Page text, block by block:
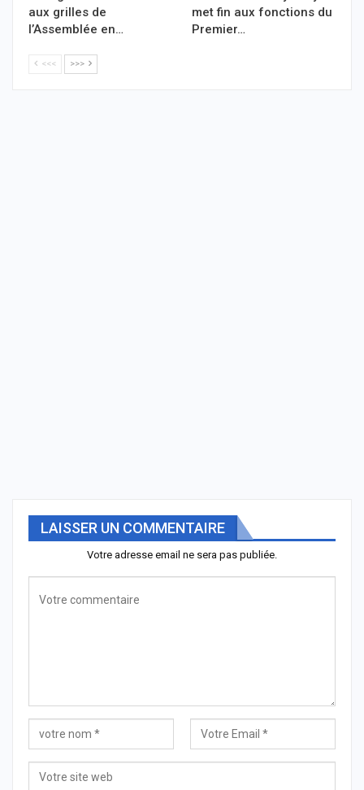
aux grilles de
l’Assemblée en…
met fin aux fonctions du
Premier…
<<< >>>
LAISSER UN COMMENTAIRE
Votre adresse email ne sera pas publiée.